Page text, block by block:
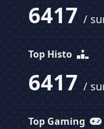
6417 /
Top Histo
6417 /
Top Gaming